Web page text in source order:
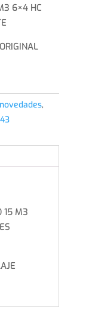
6×4 HC
,
15 M3